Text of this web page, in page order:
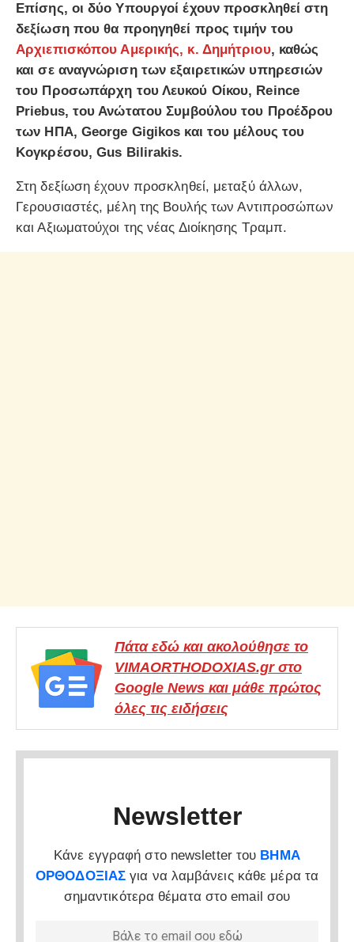
Επίσης, οι δύο Υπουργοί έχουν προσκληθεί στη
δεξίωση που θα προηγηθεί προς τιμήν του
Αρχιεπισκόπου Αμερικής, κ. Δημήτριου, καθώς
και σε αναγνώριση των εξαιρετικών υπηρεσιών
του Προσωπάρχη του Λευκού Οίκου, Reince
Priebus, του Ανώτατου Συμβούλου του Προέδρου
των ΗΠΑ, George Gigikos και του μέλους του
Κογκρέσου, Gus Bilirakis.
Στη δεξίωση έχουν προσκληθεί, μεταξύ άλλων,
Γερουσιαστές, μέλη της Βουλής των Αντιπροσώπων
και Αξιωματούχοι της νέας Διοίκησης Τραμπ.
Πάτα εδώ και ακολούθησε το
VIMAORTHODOXIAS.gr στο
Google News και μάθε πρώτος
όλες τις ειδήσεις
Newsletter
Κάνε εγγραφή στο newsletter του ΒΗΜΑ
ΟΡΘΟΔΟΞΙΑΣ για να λαμβάνεις κάθε μέρα τα
σημαντικότερα θέματα στο email σου